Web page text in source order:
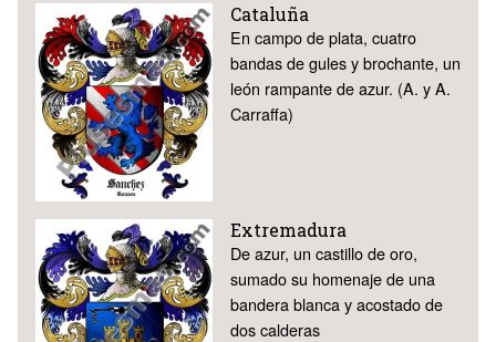
Cataluña
En campo de plata, cuatro
bandas de gules y brochante, un
león rampante de azur. (A. y A.
Carraffa)
Extremadura
De azur, un castillo de oro,
sumado su homenaje de una
bandera blanca y acostado de
dos calderas